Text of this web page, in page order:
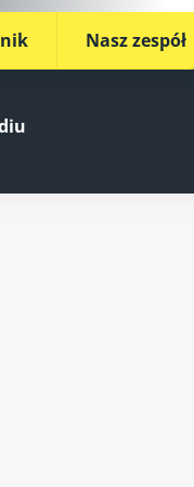
Nasz zespół